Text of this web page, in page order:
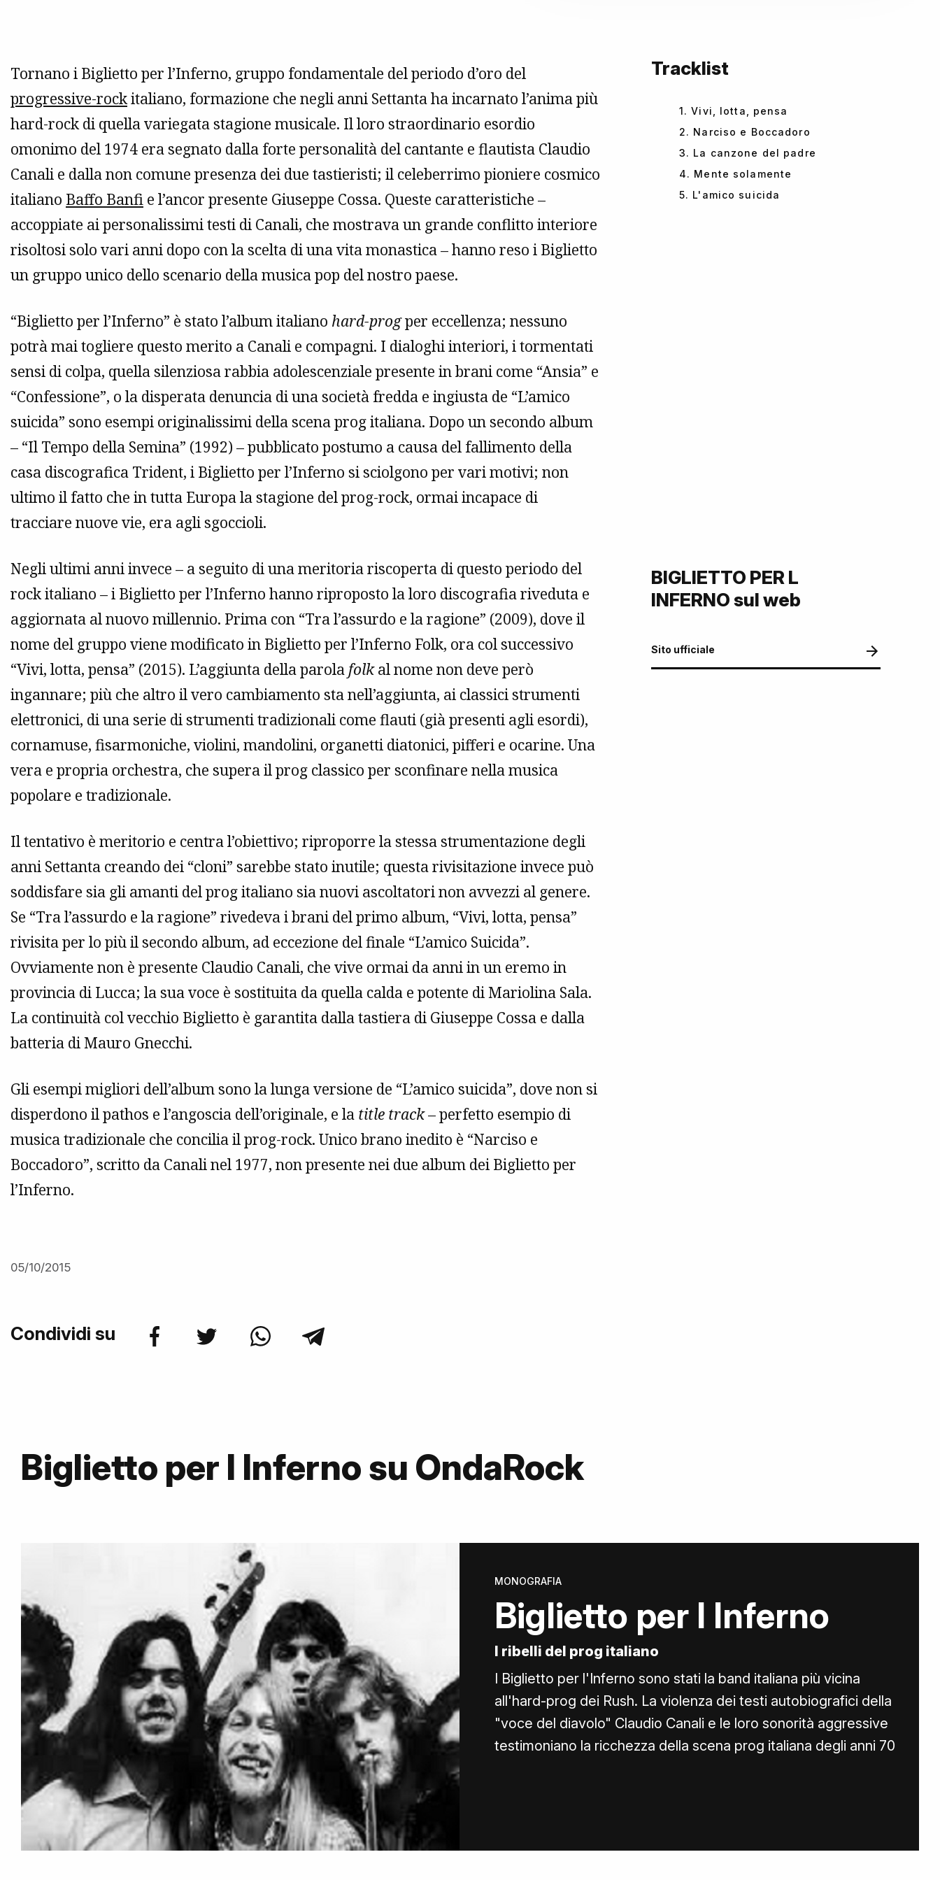
Tornano i Biglietto per l’Inferno, gruppo fondamentale del periodo d’oro del
progressive-rockitaliano, formazione che negli anni Settanta ha incarnato l’anima più
hard-rock di quella variegata stagione musicale. Il loro straordinario esordio
omonimo del 1974 era segnato dalla forte personalità del cantante e flautista Claudio
Canali e dalla non comune presenza dei due tastieristi; il celeberrimo pioniere cosmico
italiano Baffo Banfi e l’ancor presente Giuseppe Cossa. Queste caratteristiche –
accoppiate ai personalissimi testi di Canali, che mostrava un grande conflitto interiore
risoltosi solo vari anni dopo con la scelta di una vita monastica – hanno reso i Biglietto
un gruppo unico dello scenario della musica pop del nostro paese.
“Biglietto per l’Inferno” è stato l’album italiano hard-progper eccellenza; nessuno
potrà mai togliere questo merito a Canali e compagni. I dialoghi interiori, i tormentati
sensi di colpa, quella silenziosa rabbia adolescenziale presente in brani come “Ansia” e
“Confessione”, o la disperata denuncia di una società fredda e ingiusta de “L’amico
suicida” sono esempi originalissimi della scena prog italiana. Dopo un secondo album
– “Il Tempo della Semina” (1992) – pubblicato postumo a causa del fallimento della
casa discografica Trident, i Biglietto per l’Inferno si sciolgono per vari motivi; non
ultimo il fatto che in tutta Europa la stagione del prog-rock, ormai incapace di
tracciare nuove vie, era agli sgoccioli.
Negli ultimi anni invece – a seguito di una meritoria riscoperta di questo periodo del
rock italiano – i Biglietto per l’Inferno hanno riproposto la loro discografia riveduta e
aggiornata al nuovo millennio. Prima con “Tra l’assurdo e la ragione” (2009), dove il
nome del gruppo viene modificato in Biglietto per l’Inferno Folk, ora col successivo
“Vivi, lotta, pensa” (2015). L’aggiunta della parola folkal nome non deve però
ingannare; più che altro il vero cambiamento sta nell’aggiunta, ai classici strumenti
elettronici, di una serie di strumenti tradizionali come flauti (già presenti agli esordi),
cornamuse, fisarmoniche, violini, mandolini, organetti diatonici, pifferi e ocarine. Una
vera e propria orchestra, che supera il prog classico per sconfinare nella musica
popolare e tradizionale.
Il tentativo è meritorio e centra l’obiettivo; riproporre la stessa strumentazione degli
anni Settanta creando dei “cloni” sarebbe stato inutile; questa rivisitazione invece può
soddisfare sia gli amanti del prog italiano sia nuovi ascoltatori non avvezzi al genere.
Se “Tra l’assurdo e la ragione” rivedeva i brani del primo album, “Vivi, lotta, pensa”
rivisita per lo più il secondo album, ad eccezione del finale “L’amico Suicida”.
Ovviamente non è presente Claudio Canali, che vive ormai da anni in un eremo in
provincia di Lucca; la sua voce è sostituita da quella calda e potente di Mariolina Sala.
La continuità col vecchio Biglietto è garantita dalla tastiera di Giuseppe Cossa e dalla
batteria di Mauro Gnecchi.
Gli esempi migliori dell’album sono la lunga versione de “L’amico suicida”, dove non si
disperdono il pathos e l’angoscia dell’originale, e la title track– perfetto esempio di
musica tradizionale che concilia il prog-rock. Unico brano inedito è “Narciso e
Boccadoro”, scritto da Canali nel 1977, non presente nei due album dei Biglietto per
l’Inferno.
05/10/2015
Condividi su
Tracklist
1. Vivi, lotta, pensa
2. Narciso e Boccadoro
3. La canzone del padre
4. Mente solamente
5. L'amico suicida
BIGLIETTO PER L
INFERNO sul web
Sito ufficiale
Biglietto per l Inferno su OndaRock
MONOGRAFIA
Biglietto per l Inferno
I ribelli del prog italiano
I Biglietto per l'Inferno sono stati la band italiana più vicina
all'hard-prog dei Rush. La violenza dei testi autobiografici della
"voce del diavolo" Claudio Canali e le loro sonorità aggressive
testimoniano la ricchezza della scena prog italiana degli anni 70